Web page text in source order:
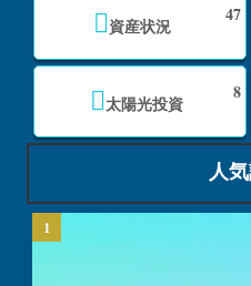
資産状況
47
太陽光投資
8
人